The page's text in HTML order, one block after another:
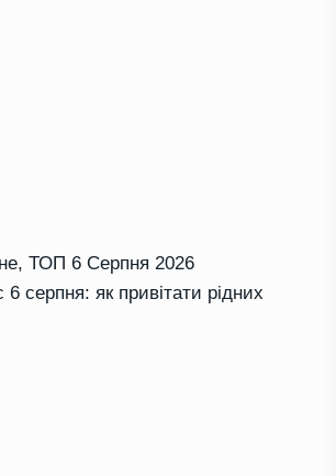
, ТОП 6 Серпня 2026
серпня: як привітати рідних